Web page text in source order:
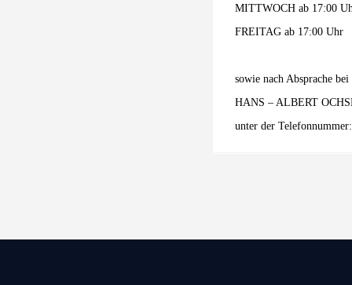
MITTWOCH ab 17:00
FREITAG ab 17:00 Uhr
sowie nach Absprache bei
HANS – ALBERT
unter der